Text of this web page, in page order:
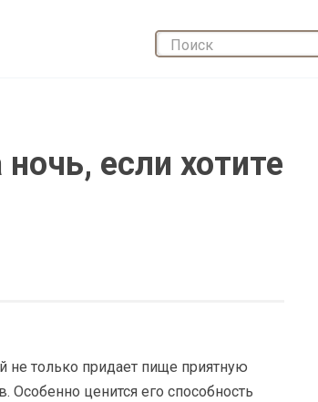
если хотите
только придает пище приятную
ценится его способность